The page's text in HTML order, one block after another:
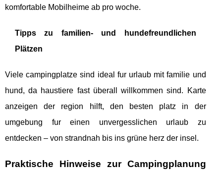
komfortable Mobilheime ab pro woche.
Tipps zu familien- und hundefreundlichen
Plätzen
Viele campingplatze sind ideal fur urlaub mit familie und
hund, da haustiere fast überall willkommen sind. Karte
anzeigen der region hilft, den besten platz in der
umgebung fur einen unvergesslichen urlaub zu
entdecken – von strandnah bis ins grüne herz der insel.
Praktische Hinweise zur Campingplanung